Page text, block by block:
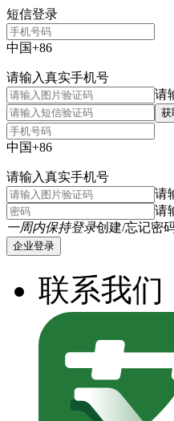
短信登录
中国+86
请输入真实手机号
请
获
中国+86
请输入真实手机号
请
请
一周内保持登录创建/忘记密
企业登录
联系我们